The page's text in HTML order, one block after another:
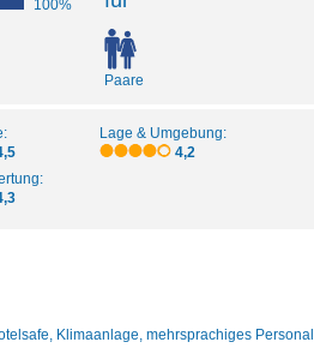
100%
Paare
Lage & Umgebung:
4,2
Klimaanlage, mehrsprachiges Personal,